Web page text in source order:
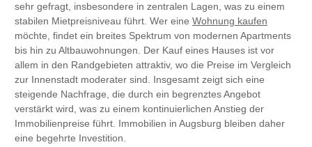
sehr gefragt, insbesondere in zentralen Lagen, was zu einem
stabilen Mietpreisniveau führt. Wer eine Wohnung kaufen
möchte, findet ein breites Spektrum von modernen Apartments
bis hin zu Altbauwohnungen. Der Kauf eines Hauses ist vor
allem in den Randgebieten attraktiv, wo die Preise im Vergleich
zur Innenstadt moderater sind. Insgesamt zeigt sich eine
steigende Nachfrage, die durch ein begrenztes Angebot
verstärkt wird, was zu einem kontinuierlichen Anstieg der
Immobilienpreise führt. Immobilien in Augsburg bleiben daher
eine begehrte Investition.